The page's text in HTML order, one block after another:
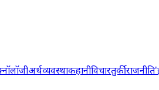
अर्थव्यवस्थाकहानीविचारतुर्कीराजनीति